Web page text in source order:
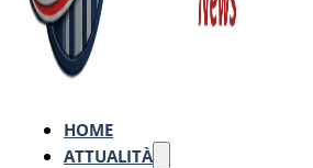
HOME
ATTUALITÀ